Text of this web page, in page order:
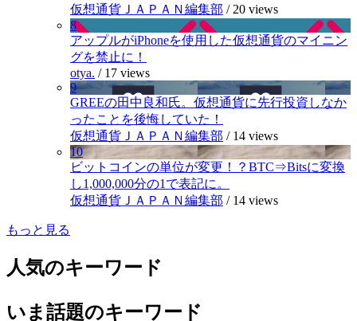
仮想通貨ＪＡＰＡＮ編集部 / 20 views
8
アップルがiPhoneを使用した仮想通貨のマイニン
グを禁止に！
otya. / 17 views
9
GREEの田中良和氏。仮想通貨に先行投資しなか
ったことを後悔していた！
仮想通貨ＪＡＰＡＮ編集部 / 14 views
10
ビットコインの単位が変更！？BTC⇒Bitsに変換
し1,000,000分の1で表記に。
仮想通貨ＪＡＰＡＮ編集部 / 14 views
もっと見る
人気のキーワード
いま話題のキーワード